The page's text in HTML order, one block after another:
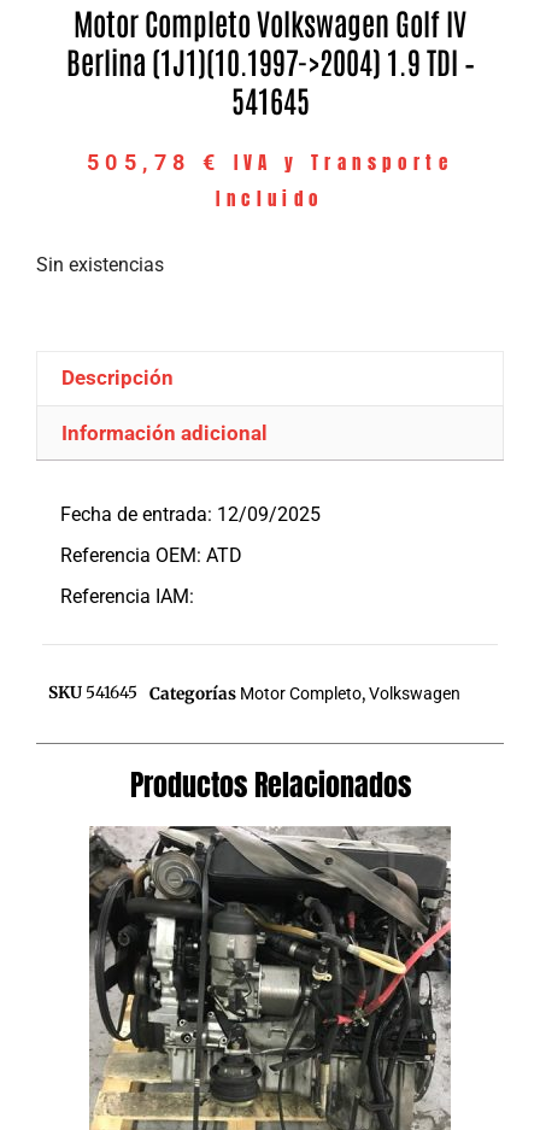
Motor Completo Volkswagen Golf IV
Berlina (1J1)(10.1997->2004) 1.9 TDI –
541645
505,78 €
IVA y Transporte
Incluido
Sin existencias
Descripción
Información adicional
Fecha de entrada: 12/09/2025
Referencia OEM: ATD
Referencia IAM:
SKU 541645 Categorías Motor Completo,Volkswagen
Productos Relacionados